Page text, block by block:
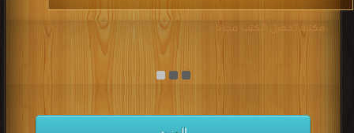
مكتبة تحميل الكتب مجانا